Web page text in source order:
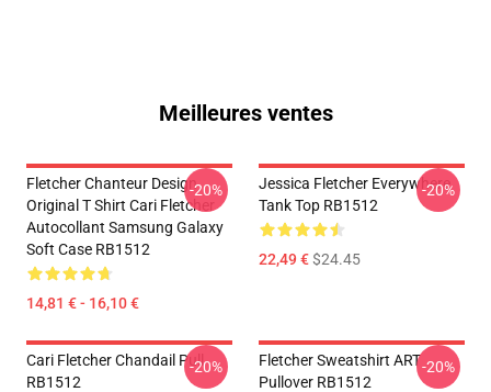
Meilleures ventes
Fletcher Chanteur Design
Original T Shirt Cari Fletcher
Autocollant Samsung Galaxy
Soft Case RB1512
14,81 € - 16,10 €
-20%
Jessica Fletcher Everywhere
Tank Top RB1512
22,49 €$24.45
-20%
Cari Fletcher Chandail Pull
RB1512
-20%
Fletcher Sweatshirt ART
Pullover RB1512
-20%